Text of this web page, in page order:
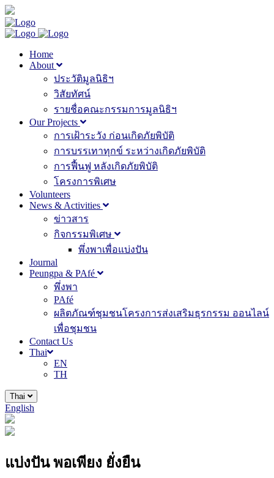
Home
About
ประวัติมูลนิธิฯ
วิสัยทัศน์
รายชื่อคณะกรรมการมูลนิธิฯ
Our Projects
การเฝ้าระวัง ก่อนเกิดภัยพิบัติ
การบรรเทาทุกข์ ระหว่างเกิดภัยพิบัติ
การฟื้นฟู หลังเกิดภัยพิบัติ
โครงการพิเศษ
Volunteers
News & Activities
ข่าวสาร
กิจกรรมพิเศษ
พึ่งพาเพื่อแบ่งปัน
Journal
Peungpa & PAfé
พึ่งพา
PAfé
ผลิตภัณฑ์ชุมชนโครงการส่งเสริมธุรกรรม ออนไลน์
เพื่อชุมชน
Contact Us
Thai
EN
TH
Thai
English
แบ่งปัน พอเพียง ยั่งยืน